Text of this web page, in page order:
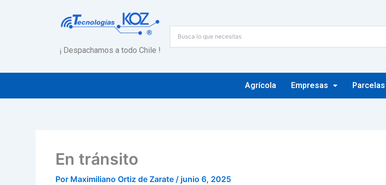
¡ Despachamos a todo Chile !
Agrícola Empresas Parcelas
En tránsito
Por Maximiliano Ortiz de Zarate / junio 6, 2025